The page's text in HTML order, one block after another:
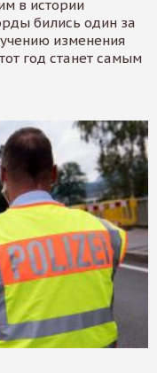
в истории
бились один за
изменения
год станет самым